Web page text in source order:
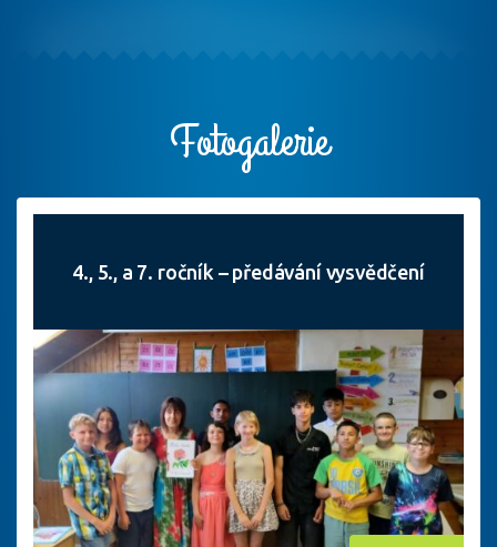
Fotogalerie
4., 5., a 7. ročník – předávání vysvědčení